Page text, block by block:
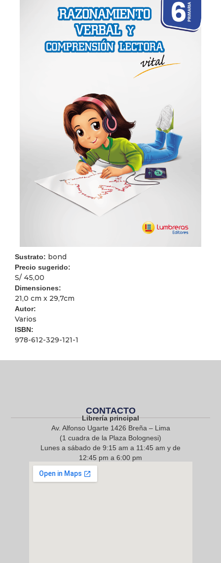
Sustrato: bond
Precio sugerido:
S/ 45,00
Dimensiones:
21,0 cm x 29,7cm
Autor:
Varios
ISBN:
978-612-329-121-1
CONTACTO
Librería principal
Av. Alfonso Ugarte 1426 Breña – Lima
(1 cuadra de la Plaza Bolognesi)
Lunes a sábado de 9:15 am a 11:45 am y de
12:45 pm a 6:00 pm
968 217 912